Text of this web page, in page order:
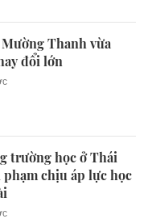
Thanh vừa
đổi lớn
trường học ở Thái
chịu áp lực học